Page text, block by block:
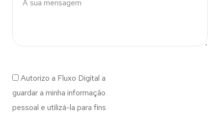
Autorizo a Fluxo Digital a
guardar a minha informação
pessoal e utilizá-la para fins